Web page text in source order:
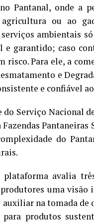
Pantanal, onde a
ou ao
ambientais
e garantido; caso
risco. Para ele, a
e
e confiável
do Serviço Nacional
do
plataforma avalia
uma visão
auxiliar na tomada de
para produtos